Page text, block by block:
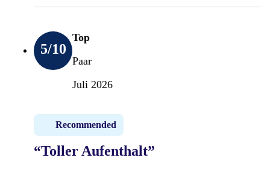
5/10
Top
Paar
Juli 2026
Recommended
“Toller Aufenthalt”